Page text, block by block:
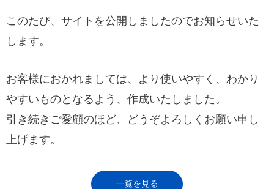
このたび、サイトを公開しましたのでお知らせいた
します。
お客様におかれましては、より使いやすく、わかり
やすいものとなるよう、作成いたしました。
引き続きご愛顧のほど、どうぞよろしくお願い申し
上げます。
一覧を見る